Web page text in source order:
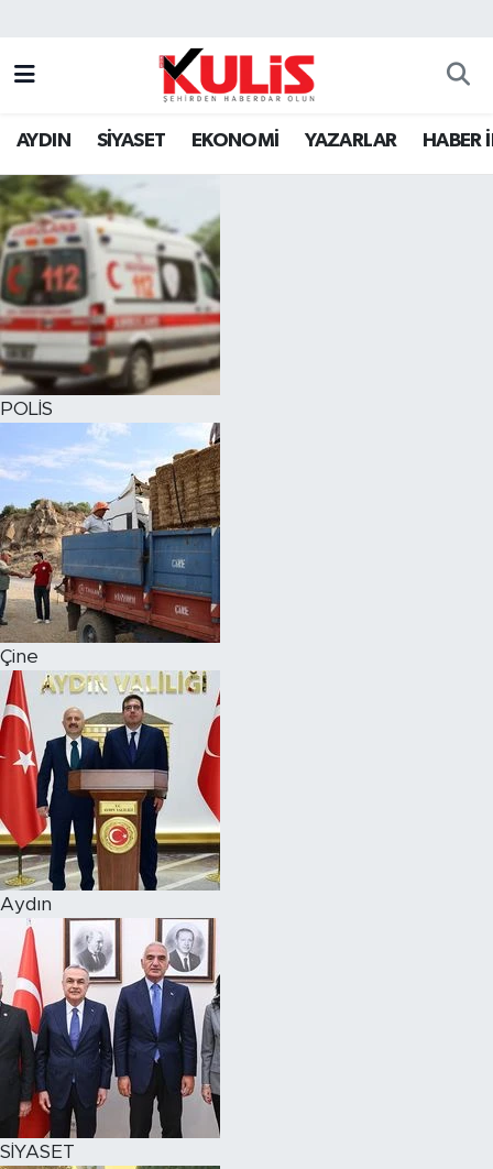
AYDIN SİYASET EKONOMİ YAZARLAR HABER
POLİS
Çine
Aydın
SİYASET